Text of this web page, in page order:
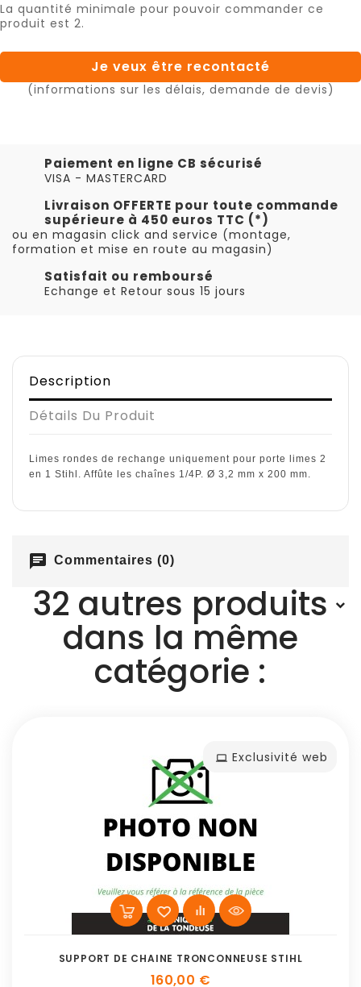
La quantité minimale pour pouvoir commander ce
produit est 2.
Je veux être recontacté
(informations sur les délais, demande de devis)
Paiement en ligne CB sécurisé
VISA - MASTERCARD
Livraison OFFERTE pour toute commande
supérieure à 450 euros TTC (*)
ou en magasin click and service (montage,
formation et mise en route au magasin)
Satisfait ou remboursé
Echange et Retour sous 15 jours
Description
Détails Du Produit
Limes rondes de rechange uniquement pour porte limes 2
en 1 Stihl. Affûte les chaînes 1/4P. Ø 3,2 mm x 200 mm.
chat Commentaires (0)
32 autres produits
dans la même
catégorie :
Exclusivité web
SUPPORT DE CHAINE TRONCONNEUSE STIHL
160,00 €